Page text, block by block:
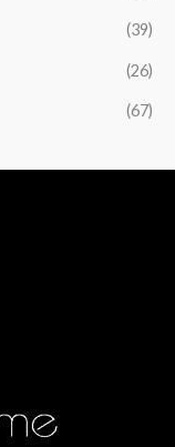
(39)
(26)
(67)